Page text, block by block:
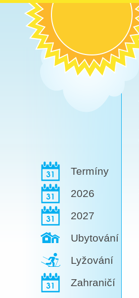
Termíny
2026
2027
Ubytování
Lyžování
Zahraničí